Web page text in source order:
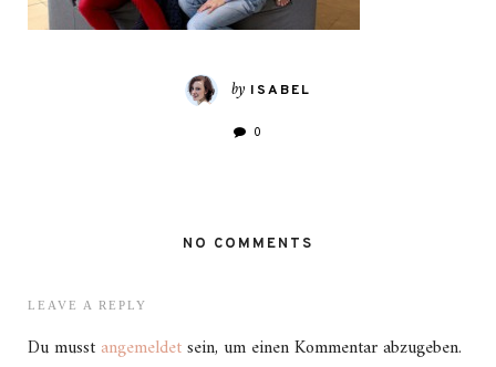
by ISABEL
0
NO COMMENTS
LEAVE A REPLY
Du musst angemeldetsein, um einen Kommentar abzugeben.